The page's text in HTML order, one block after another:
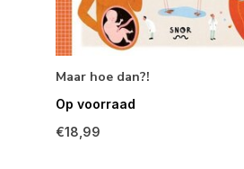
Maar hoe dan?!
Op voorraad
€18,99